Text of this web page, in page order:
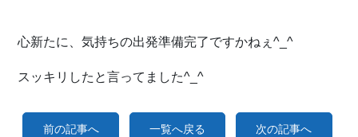
心新たに、気持ちの出発準備完了ですかねぇ^_^
スッキリしたと言ってました^_^
前の記事へ 一覧へ戻る 次の記事へ